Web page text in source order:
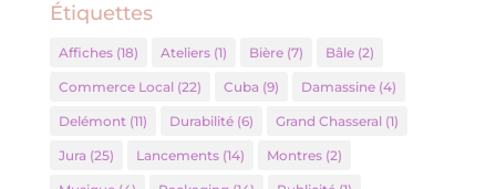
Étiquettes
Affiches(18) Ateliers(1) Bière(7) Bâle(2)
Commerce Local(22) Cuba (9) Damassine(4)
Delémont(11) Durabilité(6) Grand Chasseral(1)
Jura (25) Lancements(14) Montres(2)